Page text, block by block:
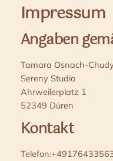
Impressum
Angaben
Tamara Osnach-
Sereny Studio
Ahrweilerplatz 1
52349 Düren
Kontakt